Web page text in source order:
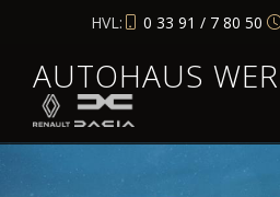
HVL: 0 33 91 / 7 80 50
AUTOHAUS